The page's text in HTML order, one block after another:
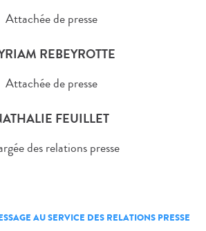
Attachée de presse
REBEYROTTE
Attachée de presse
FEUILLET
des relations presse
AU SERVICE DES RELATIONS PRESSE